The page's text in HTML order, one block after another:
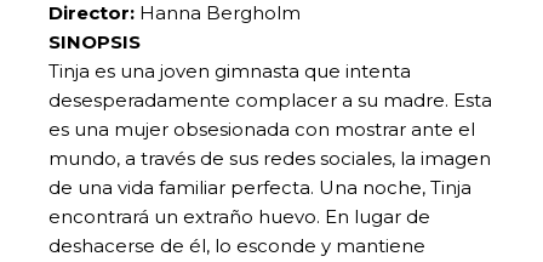
Director: Hanna Bergholm
SINOPSIS
Tinja es una joven gimnasta que intenta
desesperadamente complacer a su madre. Esta
es una mujer obsesionada con mostrar ante el
mundo, a través de sus redes sociales, la imagen
de una vida familiar perfecta. Una noche, Tinja
encontrará un extraño huevo. En lugar de
deshacerse de él, lo esconde y mantiene